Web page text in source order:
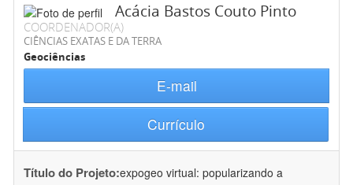
Acácia Bastos Couto Pinto
COORDENADOR(A)
CIÊNCIAS EXATAS E DA TERRA
Geociências
E-mail
Currículo
Título do Projeto:expogeo virtual: popularizando a